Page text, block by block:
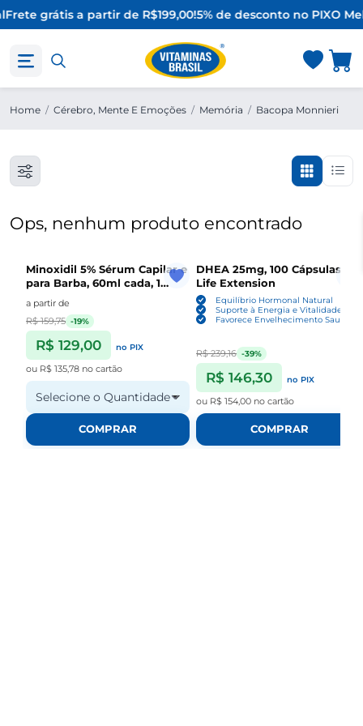
Frete grátis a partir de R$199,00!5% de desconto no PIXO
Home / Cérebro, Mente E Emoções / Memória / Bacopa Monnieri
Ops, nenhum produto encontrado
Minoxidil 5% Sérum Capilar e
para Barba, 60ml cada, 1
Sefralls
a partir de
R$ 159,75 -19%
R$ 129,00 no PIX
ou R$ 135,78 no cartão
Selecione o Quantidade
COMPRAR
DHEA 25mg, 100 Cápsulas ,
Life Extension
Equilíbrio Hormonal Natural
Suporte à Energia e Vitalidade
Favorece Envelhecimento Saudável
R$ 239,16 -39%
R$ 146,30 no PIX
ou R$ 154,00 no cartão
COMPRAR